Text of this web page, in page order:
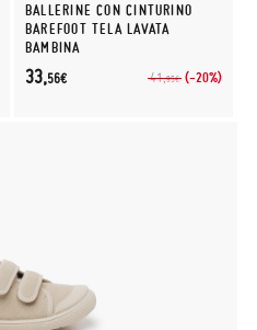
BALLERINE CON CINTURINO
BAREFOOT TELA LAVATA
BAMBINA
41,95€ (-20%)
33,56€